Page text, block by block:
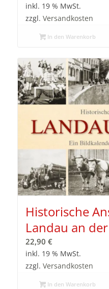
inkl. 19 % MwSt.
zzgl. Versandkosten
In den Warenkorb
Historische
Landau an
22,90 €
inkl. 19 % MwSt.
zzgl. Versandkosten
In den Warenkorb